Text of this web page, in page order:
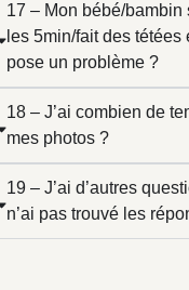
17 – Mon bébé/
les 5min/fait des
pose un problème ?
18 – J’ai combien de
mes photos ?
19 – J’ai d’autres
n’ai pas trouvé les